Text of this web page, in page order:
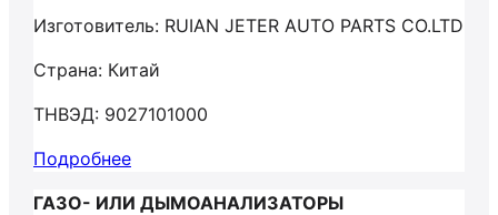
Изготовитель: RUIAN JETER AUTO PARTS CO.LTD
Страна: Китай
ТНВЭД: 9027101000
Подробнее
ГАЗО- ИЛИ ДЫМОАНАЛИЗАТОРЫ